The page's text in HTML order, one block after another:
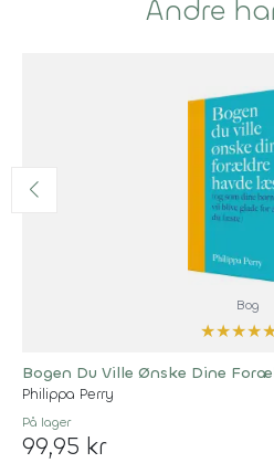
Andre
Bog
★★★★
Bogen Du Ville Ønske Dine
Philippa Perry
På lager
99,95 kr